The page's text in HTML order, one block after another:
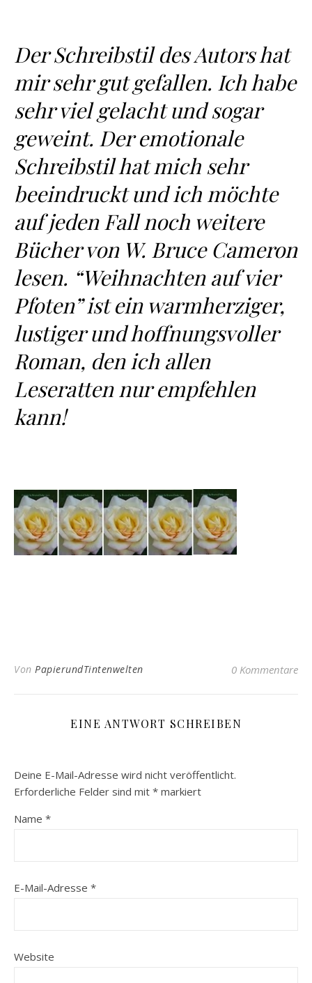
Der Schreibstil des Autors hat
mir sehr gut gefallen. Ich habe
sehr viel gelacht und sogar
geweint. Der emotionale
Schreibstil hat mich sehr
beeindruckt und ich möchte
auf jeden Fall noch weitere
Bücher von W. Bruce Cameron
lesen. “Weihnachten auf vier
Pfoten” ist ein warmherziger,
lustiger und hoffnungsvoller
Roman, den ich allen
Leseratten nur empfehlen
kann!
Von PapierundTintenwelten 0 Kommentare
EINE ANTWORT SCHREIBEN
Deine E-Mail-Adresse wird nicht veröffentlicht.
Erforderliche Felder sind mit * markiert
Name *
E-Mail-Adresse *
Website